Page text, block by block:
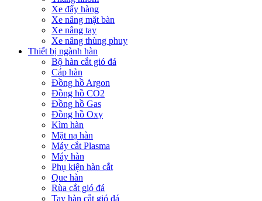
Xe đẩy hàng
Xe nâng mặt bàn
Xe nâng tay
Xe nâng thùng phuy
Thiết bị ngành hàn
Bộ hàn cắt gió đá
Cáp hàn
Đồng hồ Argon
Đồng hồ CO2
Đồng hồ Gas
Đồng hồ Oxy
Kìm hàn
Mặt nạ hàn
Máy cắt Plasma
Máy hàn
Phụ kiện hàn cắt
Que hàn
Rùa cắt gió đá
Tay hàn cắt gió đá